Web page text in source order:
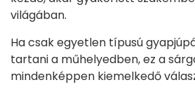
világában.
Ha csak egyetlen típusú
tartani a műhelyedben, ez a
mindenképpen kiemelkedő